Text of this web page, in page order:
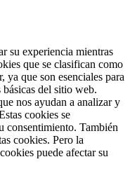
su experiencia mientras
que se clasifican como
ya que son esenciales para
del sitio web.
nos ayudan a analizar y
cookies se
consentimiento. También
cookies. Pero la
puede afectar su